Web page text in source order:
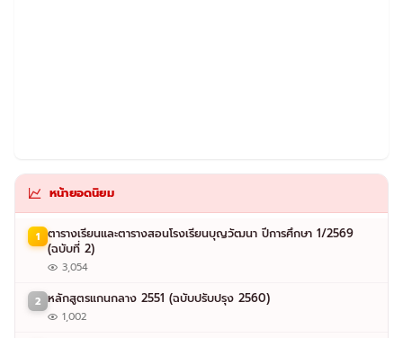
หน้ายอดนิยม
1 ตารางเรียนและตารางสอนโรงเรียนบุญวัฒนา ปีการศึกษา 1/2569
(ฉบับที่ 2)
3,054
2 หลักสูตรแกนกลาง 2551 (ฉบับปรับปรุง 2560)
1,002